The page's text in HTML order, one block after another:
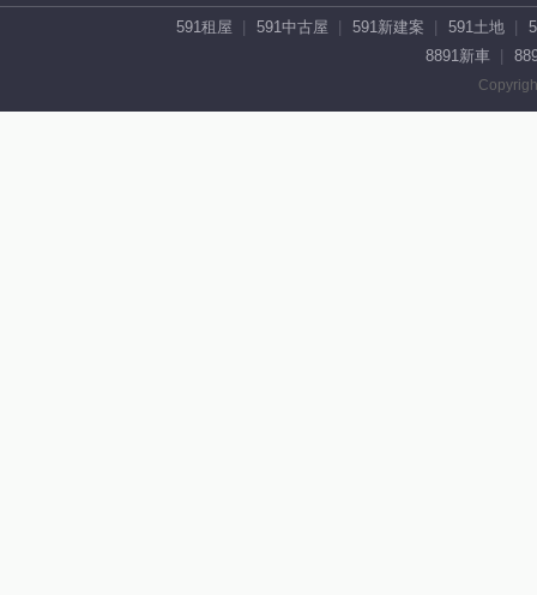
591租屋 591中古屋 591新建案 591土地
8891新車